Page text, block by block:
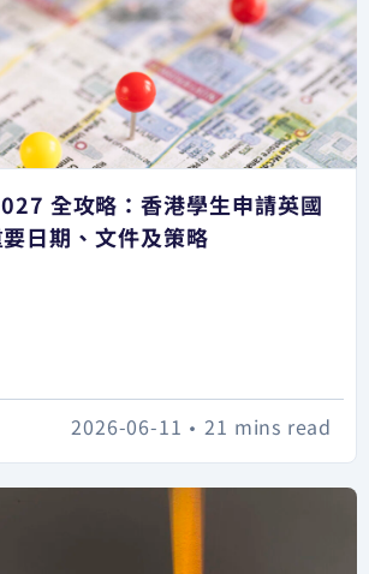
全攻略：香港學生申請英國
日期、文件及策略
21 mins read
•
2026-06-11